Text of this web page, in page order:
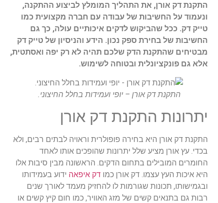
התקנת דק אורן, את התהליך המומלץ לביצוע ההתקנה,
ונעמוד על החשיבות של עבודה עם חברה מקצועית כמו
טייק דק. ככל שהביקוש לדקים איכותיים עולה, כך גם
החשיבות של בחירת ספק נכון. הידע והניסיון של טייק דק
מבטיחים שהתקנת הדק שלכם תהיה לא רק יפה ואסתטית,
אלא גם פונקציונלית ובטוחה לשימוש.
התקנת דק אורן – יופי ועמידות בחלל החיצוני.
יתרונות התקנת דק אורן
התקנת דק אורן היא בחירה פופולרית וראויה לבתים רבים, ולא
בכדי. עץ אורן מציע שלל יתרונות שהופכים אותו לאחד
החומרים המובילים בתחום הדקים. הראשונה מבין סיבות אלו
היא איכות העץ עצמו. דק אורן כמו דק איפאה ידוע בעמידותו
ובגמישותו, תכונות שגורמות לו להחזיק מעמד לאורך שנים
רבות גם בתנאים קשים של מזג האוויר, כמו חום קיץ קשים או